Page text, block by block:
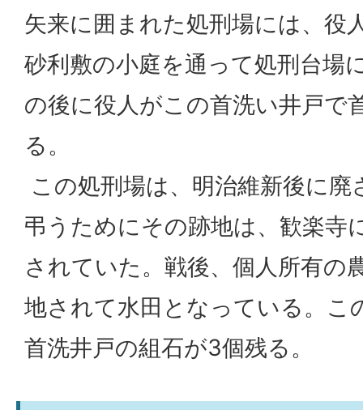
矢来に囲まれた処刑場には、役
砂利敷の小庭を通って処刑台場
の後に役人がこの首洗い井戸で
る。
この処刑場は、明治維新後に
弔うためにその跡地は、歓楽寺
されていた。戦後、個人所有の
地されて水田となっている。こ
首洗井戸の組石が3個残る。